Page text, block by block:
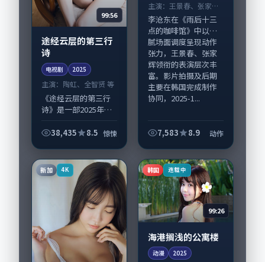
99:56
途经云层的第三行
诗
电视剧 2025
主演： 陶虹、全智贤 等
《途经云层的第三行
诗》是一部2025年前
剧，由王小帅执导，
亦参与重要戏份。故
事围绕当代都市...
38,435 8.5 惊悚
主演： 王景春、张家辉
等
李沧东在《雨后十三
点的咖啡馆》中以细
腻场面调度呈现动作
张力，王景春、张家
辉领衔的表演层次丰
富。影片拍摄及后期
主要在韩国完成制作
协同，2025-1...
7,583 8.9 动作
新加 4K 韩国 连载中
99:26
海港搁浅的公寓楼
动漫 2025